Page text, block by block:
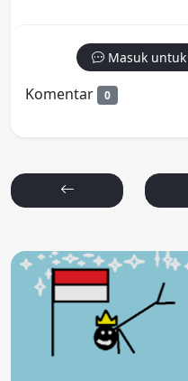
Masuk
Komentar 0